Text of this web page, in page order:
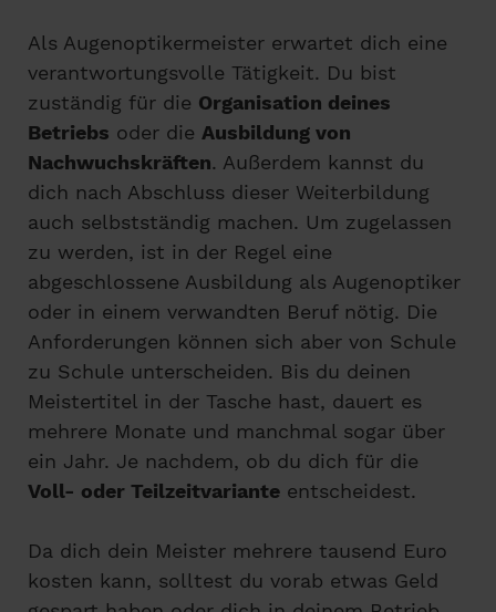
Als Augenoptikermeister erwartet dich eine
verantwortungsvolle Tätigkeit. Du bist
zuständig für die Organisation deines
Betriebs oder die Ausbildung von
Nachwuchskräften. Außerdem kannst du
dich nach Abschluss dieser Weiterbildung
auch selbstständig machen. Um zugelassen
zu werden, ist in der Regel eine
abgeschlossene Ausbildung als Augenoptiker
oder in einem verwandten Beruf nötig. Die
Anforderungen können sich aber von Schule
zu Schule unterscheiden. Bis du deinen
Meistertitel in der Tasche hast, dauert es
mehrere Monate und manchmal sogar über
ein Jahr. Je nachdem, ob du dich für die
Voll- oder Teilzeitvariante entscheidest.
Da dich dein Meister mehrere tausend Euro
kosten kann, solltest du vorab etwas Geld